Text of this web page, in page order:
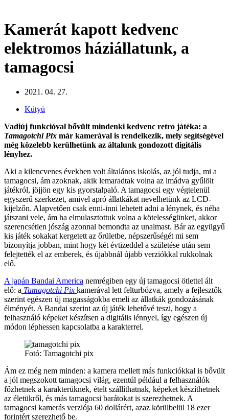
Kamerát kapott kedvenc
elektromos háziállatunk, a
tamagocsi
2021. 04. 27.
Kütyü
Vadiúj funkcióval bővült mindenki kedvenc retro játéka: a
Tamagotchi Pix már kamerával is rendelkezik, mely segítségével
még közelebb kerülhetünk az általunk gondozott digitális
lényhez.
Aki a kilencvenes években volt általános iskolás, az jól tudja, mi a
tamagocsi, ám azoknak, akik lemaradtak volna az imádva gyűlölt
játékról, jöjjön egy kis gyorstalpaló. A tamagocsi egy végtelenül
egyszerű szerkezet, amivel apró állatkákat nevelhetünk az LCD-
kijelzőn. Alapvetően csak enni-inni lehetett adni a lénynek, és néha
játszani vele, ám ha elmulasztottuk volna a kötelességünket, akkor
szerencsétlen jószág azonnal bemondta az unalmast. Bár az együgyű
kis játék sokakat kergetett az őrületbe, népszerűségét mi sem
bizonyítja jobban, mint hogy két évtizeddel a születése után sem
felejtették el az emberek, és újabbnál újabb verziókkal rukkolnak
elő.
A japán Bandai America nemrégiben egy új tamagocsi ötlettel ált
elő: a Tamagotchi Pix kamerával lett felturbózva, amely a fejlesztők
szerint egészen új magasságokba emeli az állatkák gondozásának
élményét. A Bandai szerint az új játék lehetővé teszi, hogy a
felhasználó képeket készítsen a digitális lénnyel, így egészen új
módon léphessen kapcsolatba a karakterrel.
Fotó: Tamagotchi pix
Ám ez még nem minden: a kamera mellett más funkciókkal is bővült
a jól megszokott tamagocsi világ, ezentúl például a felhasználók
főzhetnek a karakterüknek, ételt szállíthatnak, képeket készíthetnek
az életükről, és más tamagocsi barátokat is szerezhetnek. A
tamagocsi kamerás verziója 60 dollárért, azaz körülbelül 18 ezer
forintért szerezhető be.